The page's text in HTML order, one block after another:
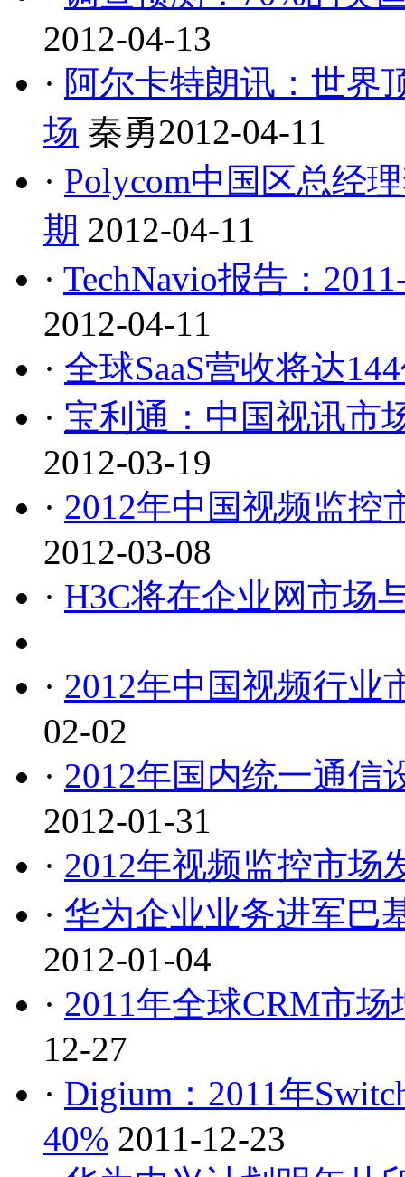
2012-04-13
· 阿尔卡特朗讯：世界
场 秦勇2012-04-11
· Polycom中国区总经
期 2012-04-11
· TechNavio报告：
2012-04-11
· 全球SaaS营收将达
· 宝利通：中国视讯市
2012-03-19
· 2012年中国视频监控
2012-03-08
· H3C将在企业网市场
· 2012年中国视频行业
02-02
· 2012年国内统一通信
2012-01-31
· 2012年视频监控市场
· 华为企业业务进军巴
2012-01-04
· 2011年全球CRM市
12-27
· Digium：2011年
40% 2011-12-23